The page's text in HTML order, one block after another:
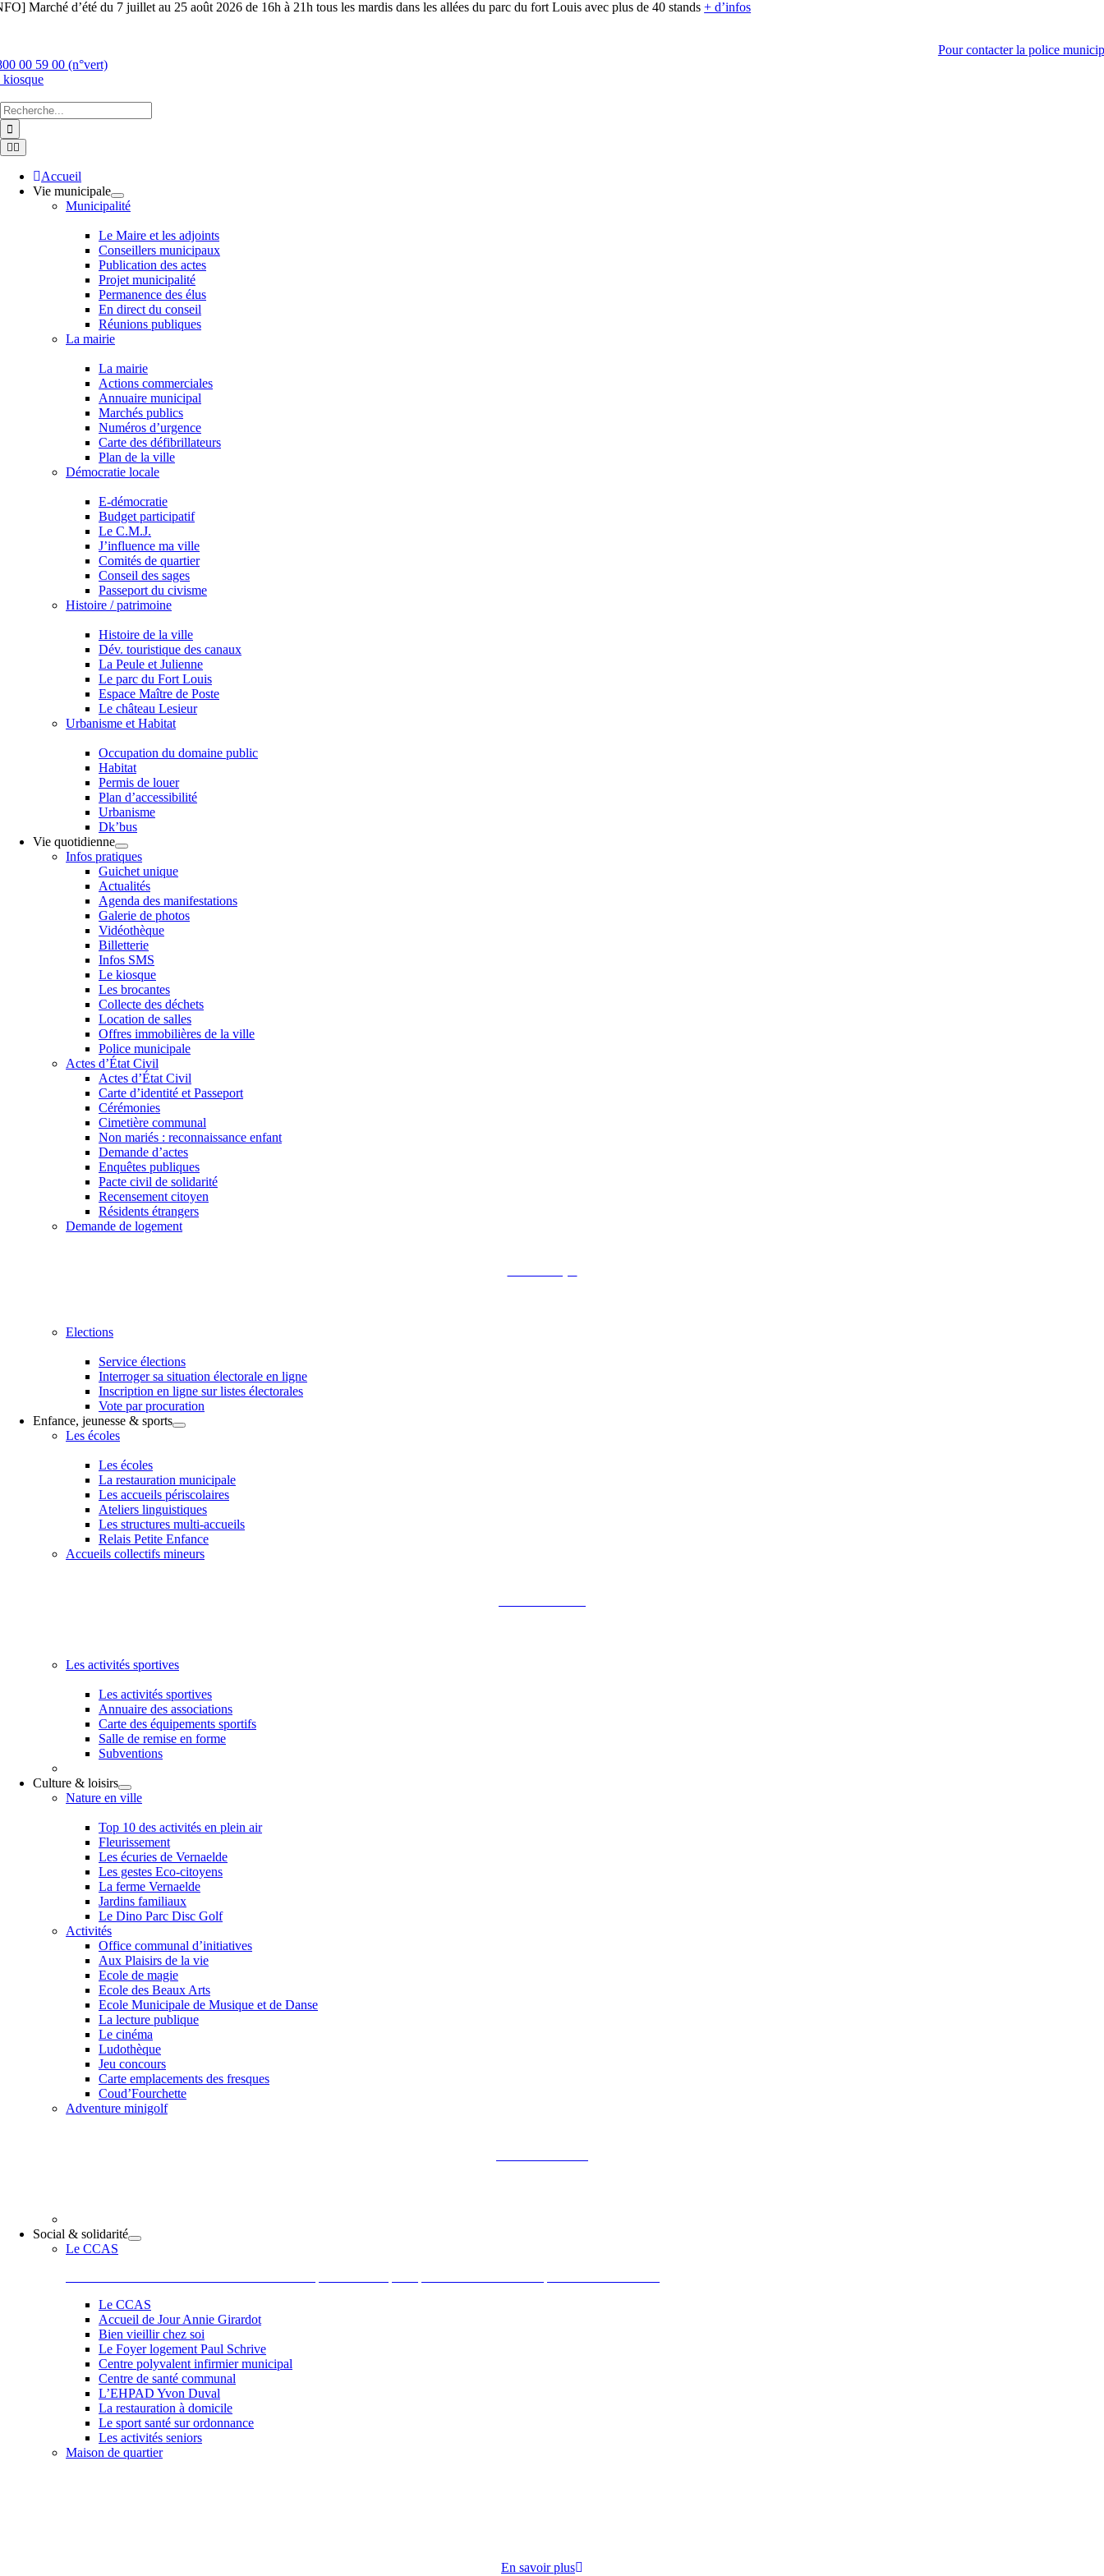
SkipMarché d’été du 7 juillet au 25 août 2026 de 16h à 21h tous les mardis dans les allées du parc du fort Louis avec plus de 40 stands+ d’infos
Pour contacter la police
00 59 00 (n°vert)
kiosque
Chercher
:
Toggle
Navigation
Accueil
Vie municipale
Municipalité
Le Maire et les adjoints
Conseillers municipaux
Publication des actes
Projet municipalité
Permanence des élus
En direct du conseil
Réunions publiques
La mairie
La mairie
Actions commerciales
Annuaire municipal
Marchés publics
Numéros d’urgence
Carte des défibrillateurs
Plan de la ville
Démocratie locale
E-démocratie
Budget participatif
Le C.M.J.
J’influence ma ville
Comités de quartier
Conseil des sages
Passeport du civisme
Histoire / patrimoine
Histoire de la ville
Dév. touristique des canaux
La Peule et Julienne
Le parc du Fort Louis
Espace Maître de Poste
Le château Lesieur
Urbanisme et Habitat
Occupation du domaine public
Habitat
Permis de louer
Plan d’accessibilité
Urbanisme
Dk’bus
Vie quotidienne
Infos pratiques
Guichet unique
Actualités
Agenda des manifestations
Galerie de photos
Vidéothèque
Billetterie
Infos SMS
Le kiosque
Les brocantes
Collecte des déchets
Location de salles
Offres immobilières de la ville
Police municipale
Actes d’État Civil
Actes d’État Civil
Carte d’identité et Passeport
Cérémonies
Cimetière communal
Non mariés : reconnaissance enfant
Demande d’actes
Enquêtes publiques
Pacte civil de solidarité
Recensement citoyen
Résidents étrangers
Demande de logement
Elections
Service élections
Interroger sa situation électorale en ligne
Inscription en ligne sur listes électorales
Vote par procuration
Enfance, jeunesse & sports
Les écoles
Les écoles
La restauration municipale
Les accueils périscolaires
Ateliers linguistiques
Les structures multi-accueils
Relais Petite Enfance
Accueils collectifs mineurs
Les activités sportives
Les activités sportives
Annuaire des associations
Carte des équipements sportifs
Salle de remise en forme
Subventions
Culture & loisirs
Nature en ville
Top 10 des activités en plein air
Fleurissement
Les écuries de Vernaelde
Les gestes Eco-citoyens
La ferme Vernaelde
Jardins familiaux
Le Dino Parc Disc Golf
Activités
Office communal d’initiatives
Aux Plaisirs de la vie
Ecole de magie
Ecole des Beaux Arts
Ecole Municipale de Musique et de Danse
La lecture publique
Le cinéma
Ludothèque
Jeu concours
Carte emplacements des fresques
Coud’Fourchette
Adventure minigolf
Social & solidarité
Le CCAS
Le CCAS
Accueil de Jour Annie Girardot
Bien vieillir chez soi
Le Foyer logement Paul Schrive
Centre polyvalent infirmier municipal
Centre de santé communal
L’EHPAD Yvon Duval
La restauration à domicile
Le sport santé sur ordonnance
Les activités seniors
Maison de quartier
En savoir plus